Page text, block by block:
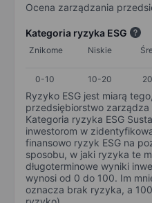
Ocena zarządzania
Kategoria ryzyka ESG
Znikome Niskie
0-10
10-20
Ryzyko ESG jest miarą
przedsiębiorstwo zarządza
Kategoria ryzyka ESG
inwestorom w
finansowo ryzyk ESG na
sposobu, w jaki ryzyka te
długoterminowe wyniki
wynosi od 0 do 100. Im
oznacza brak ryzyka, a